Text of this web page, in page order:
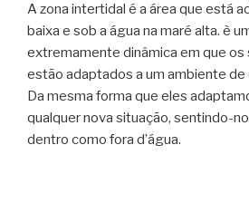
A zona intertidal é a área que está
baixa e sob a água na maré alta. è
extremamente dinâmica em que os
estão adaptados a um ambiente
Da mesma forma que eles
qualquer nova situação, sentindo-
dentro como fora d’água.